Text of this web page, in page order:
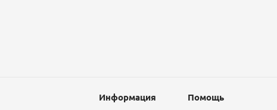
Информация Помощь